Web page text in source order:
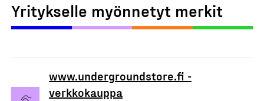
Yritykselle myönnetyt merkit
www.undergroundstore.fi -
verkkokauppa